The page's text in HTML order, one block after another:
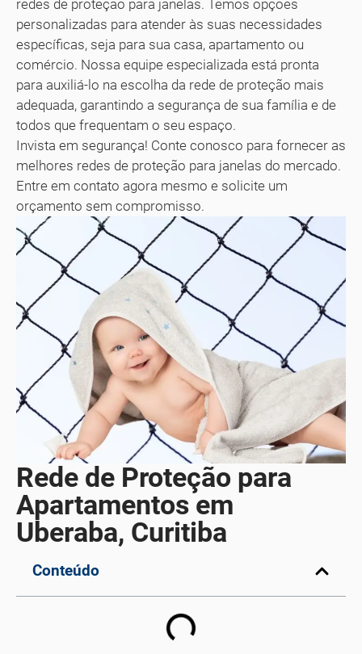
redes de proteção para janelas. Temos opções
personalizadas para atender às suas necessidades
específicas, seja para sua casa, apartamento ou
comércio. Nossa equipe especializada está pronta
para auxiliá-lo na escolha da rede de proteção mais
adequada, garantindo a segurança de sua família e de
todos que frequentam o seu espaço.
Invista em segurança! Conte conosco para fornecer as
melhores redes de proteção para janelas do mercado.
Entre em contato agora mesmo e solicite um
orçamento sem compromisso.
Rede de Proteção para
Apartamentos em
Uberaba, Curitiba
Conteúdo